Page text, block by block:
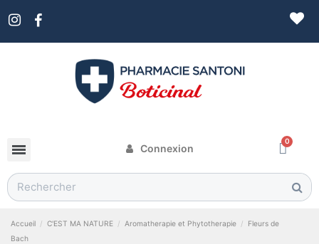
Connexion
Accueil C'EST MA NATURE Aromatherapie et Phytotherapie
Fleurs de
Bach